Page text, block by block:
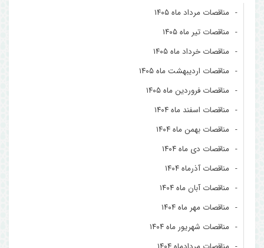
مناقصات مرداد ماه ۱۴۰۵
مناقصات تیر ماه ۱۴۰۵
مناقصات خرداد ماه ۱۴۰۵
مناقصات اردیبهشت ماه ۱۴۰۵
مناقصات فروردین ماه ۱۴۰۵
مناقصات اسفند ماه ۱۴۰۴
مناقصات بهمن ماه ۱۴۰۴
مناقصات دی ماه ۱۴۰۴
مناقصات آذرماه ۱۴۰۴
مناقصات آبان ماه ۱۴۰۴
مناقصات مهر ماه ۱۴۰۴
مناقصات شهریور ماه ۱۴۰۴